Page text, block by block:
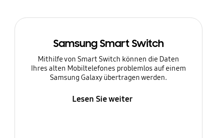
Samsung Smart Switch
Mithilfe von Smart Switch können die Daten
Ihres alten Mobiltelefones problemlos auf einem
Samsung Galaxy übertragen werden.
Lesen Sie weiter